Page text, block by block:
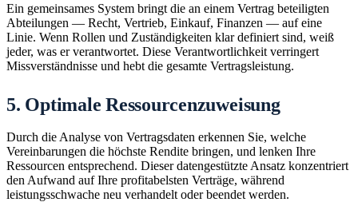
Ein gemeinsames System bringt die an einem Vertrag beteiligten
Abteilungen — Recht, Vertrieb, Einkauf, Finanzen — auf eine
Linie. Wenn Rollen und Zuständigkeiten klar definiert sind, weiß
jeder, was er verantwortet. Diese Verantwortlichkeit verringert
Missverständnisse und hebt die gesamte Vertragsleistung.
5. Optimale Ressourcenzuweisung
Durch die Analyse von Vertragsdaten erkennen Sie, welche
Vereinbarungen die höchste Rendite bringen, und lenken Ihre
Ressourcen entsprechend. Dieser datengestützte Ansatz konzentriert
den Aufwand auf Ihre profitabelsten Verträge, während
leistungsschwache neu verhandelt oder beendet werden.